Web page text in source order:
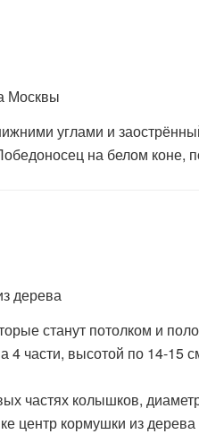
Москвы
углами и
на белом
дерева
станут потолком и
4 части, высотой по 14-15
частях колышков,
центр кормушки из